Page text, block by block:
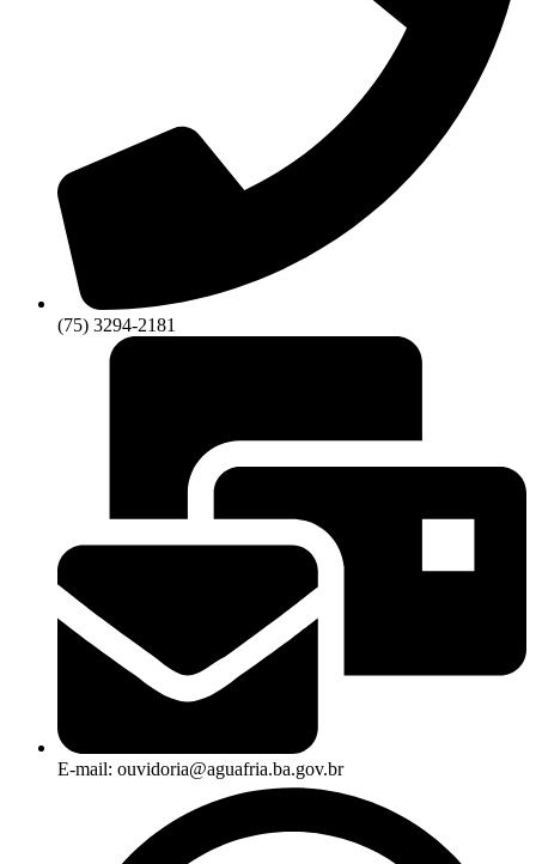
(75) 3294-2181
E-mail: ouvidoria@aguafria.ba.gov.br